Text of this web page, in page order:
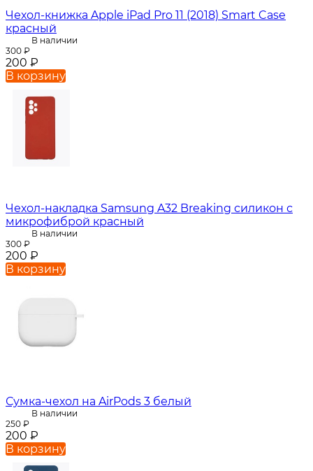
Чехол-книжка Apple iPad Pro 11 (2018) Smart Case
красный
В наличии
300 ₽
200 ₽
В корзину
Чехол-накладка Samsung A32 Breaking силикон с
микрофиброй красный
В наличии
300 ₽
200 ₽
В корзину
Сумка-чехол на AirPods 3 белый
В наличии
250 ₽
200 ₽
В корзину